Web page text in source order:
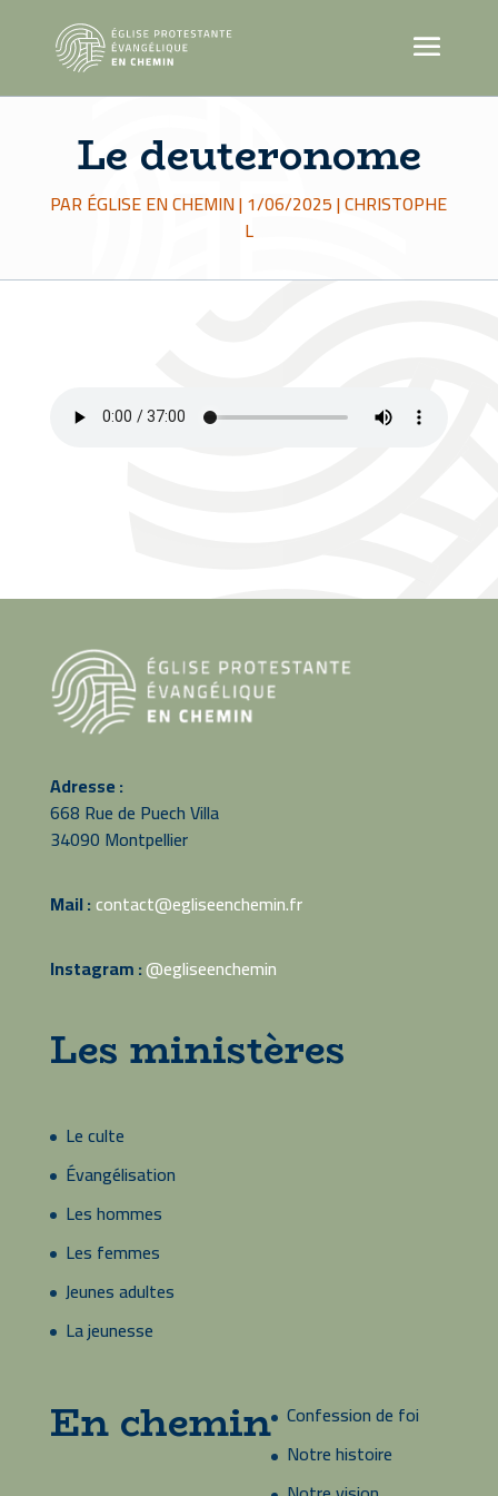
Le deuteronome
PAR ÉGLISE EN CHEMIN|1/06/2025|CHRISTOPHE
L
Adresse :
668 Rue de Puech Villa
34090 Montpellier
Mail :contact@egliseenchemin.fr
Instagram :@egliseenchemin
Les ministères
Le culte
Évangélisation
Les hommes
Les femmes
Jeunes adultes
La jeunesse
En chemin Confession de foi
Notre histoire